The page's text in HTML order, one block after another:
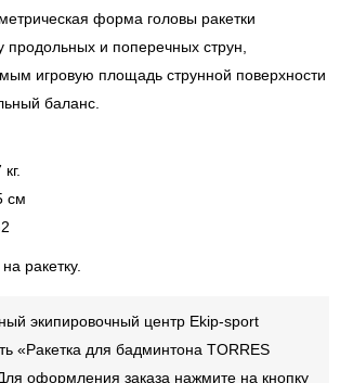
форма головы ракетки
продольных и поперечных струн,
игровую площадь струнной поверхности
баланс.
см
ракетку.
экипировочный центр Ekip-sport
«Ракетка для бадминтона TORRES
оформления заказа нажмите на кнопку